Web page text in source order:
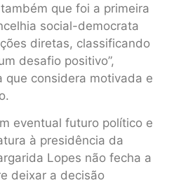
que foi a primeira
social-democrata
diretas, classificando
desafio positivo”,
que considera motivada e
eventual futuro político e
à presidência da
Lopes não fecha a
deixar a decisão